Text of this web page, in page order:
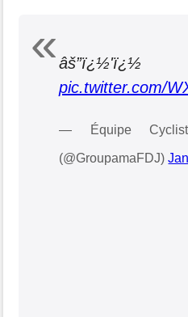
âš”ï¿½'ï¿½
pic.twitter.com/
— Équipe
(@GroupamaFDJ)